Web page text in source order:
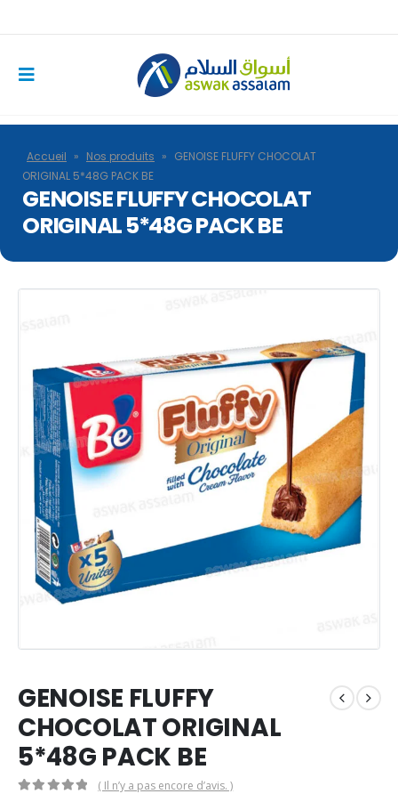
Accueil » Nos produits » GENOISE FLUFFY CHOCOLAT
ORIGINAL 5*48G PACK BE
GENOISE FLUFFY CHOCOLAT
ORIGINAL 5*48G PACK BE
GENOISE FLUFFY
CHOCOLAT ORIGINAL
5*48G PACK BE
( Il n’y a pas encore d’avis. )